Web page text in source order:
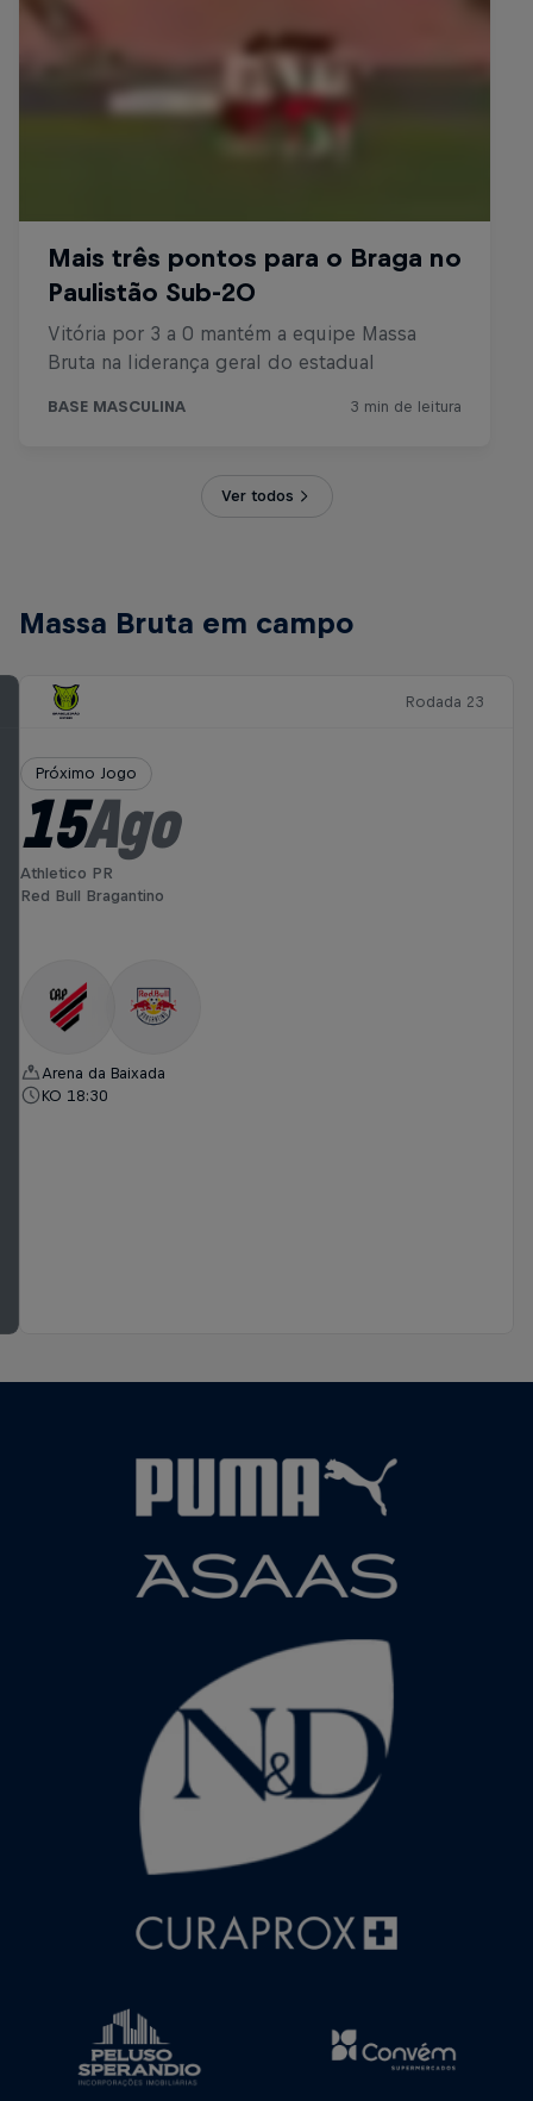
Ver todos
Massa Bruta em campo
Rodada 23
Próximo Jogo
15Ago
Athletico PR
Red Bull Bragantino
Arena da Baixada
KO 18:30